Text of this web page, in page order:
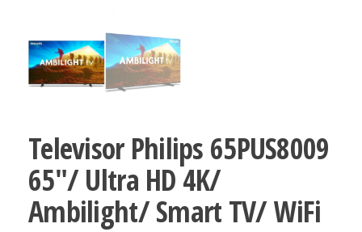
Televisor Philips 65PUS8009
65″/ Ultra HD 4K/
Ambilight/ Smart TV/ WiFi